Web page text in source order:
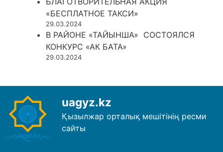
«БЕСПЛАТНОЕ ТАКСИ»
29.03.2024
В РАЙОНЕ «ТАЙЫНША» СОСТОЯЛСЯ
КОНКУРС «АК БАТА»
29.03.2024
uagyz.kz
Қызылжар орталық мешітінің ресми
сайты